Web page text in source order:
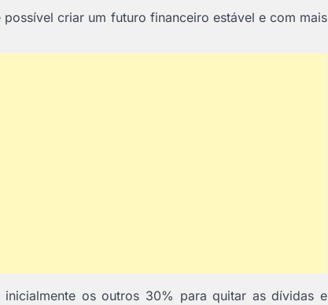
criar um futuro financeiro estável e com mais
os outros 30% para quitar as dívidas e